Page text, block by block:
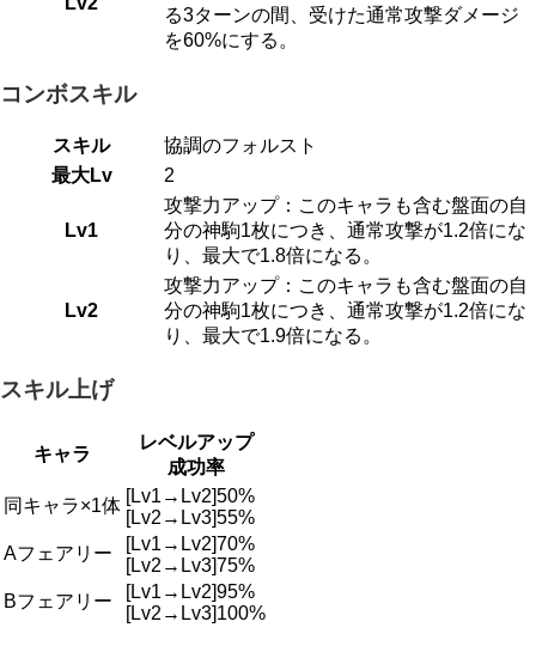
る3ターンの間、受けた通常攻撃ダメージ
を60%にする。
コンボスキル
スキル
協調のフォルスト
最大Lv
2
Lv1
攻撃力アップ：このキャラも含む盤面の自
分の神駒1枚につき、通常攻撃が1.2倍にな
り、最大で1.8倍になる。
Lv2
攻撃力アップ：このキャラも含む盤面の自
分の神駒1枚につき、通常攻撃が1.2倍にな
り、最大で1.9倍になる。
スキル上げ
キャラ
レベルアップ
成功率
同キャラ×1体 [Lv1→Lv2]50%
[Lv2→Lv3]55%
Aフェアリー
[Lv1→Lv2]70%
[Lv2→Lv3]75%
Bフェアリー
[Lv1→Lv2]95%
[Lv2→Lv3]100%